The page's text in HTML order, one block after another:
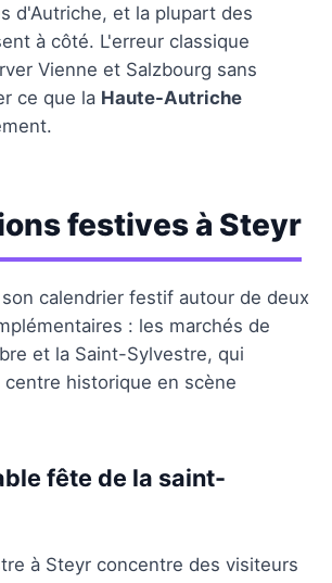
d'Autriche, et la plupart des
à côté. L'erreur classique
Vienne et Salzbourg sans
ce que la Haute-Autriche
festives à Steyr
calendrier festif autour de deux
: les marchés de
et la Saint-Sylvestre, qui
historique en scène
fête de la saint-
à Steyr concentre des visiteurs